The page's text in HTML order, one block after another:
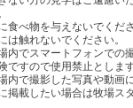
食べ物を与えないでくださ
は触れないでください。
内でスマートフォンでの
ですので使用禁止とします
内で撮影した写真や動画
掲載したい場合は牧場ス